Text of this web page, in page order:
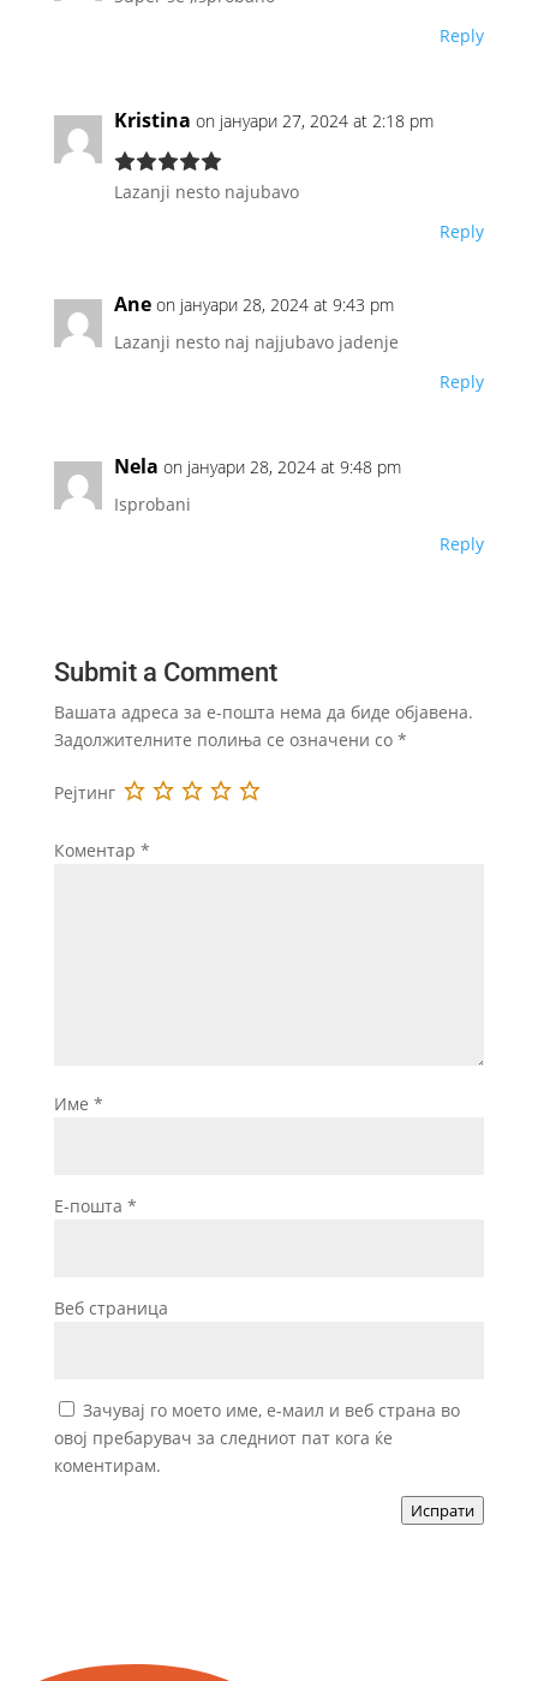
Reply
Kristina on јануари 27, 2024 at 2:18 pm
Lazanji nesto najubavo
Reply
Ane on јануари 28, 2024 at 9:43 pm
Lazanji nesto naj najjubavo jadenje
Reply
Nela on јануари 28, 2024 at 9:48 pm
Isprobani
Reply
Submit a Comment
Вашата адреса за е-пошта нема да биде објавена.
Задолжителните полиња се означени со *
Рејтинг
Коментар *
Име *
Е-пошта *
Веб страница
Зачувај го моето име, е-маил и веб страна во
овој пребарувач за следниот пат кога ќе
коментирам.
Испрати